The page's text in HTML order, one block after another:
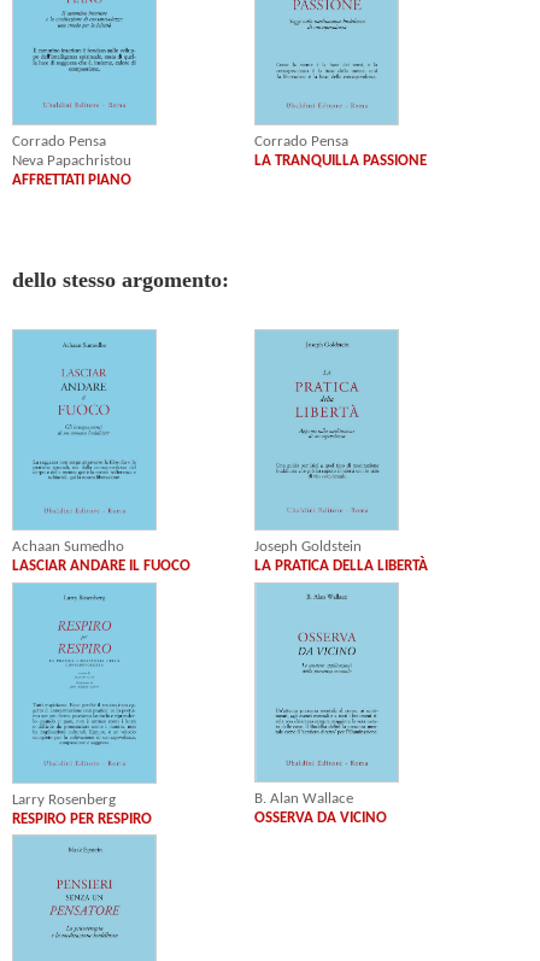
Corrado Pensa
Neva Papachristou
AFFRETTATI PIANO
Corrado Pensa
LA TRANQUILLA PASSIONE
dello stesso argomento:
Achaan Sumedho
LASCIAR ANDARE IL FUOCO
Joseph Goldstein
LA PRATICA DELLA LIBERTÀ
Larry Rosenberg
RESPIRO PER RESPIRO
B. Alan Wallace
OSSERVA DA VICINO